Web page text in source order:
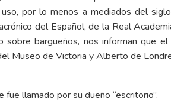
por lo menos a mediados del
del Español, de la Real
sobre bargueños, nos informan que
Museo de Victoria y Alberto de
llamado por su dueño “escritorio”.